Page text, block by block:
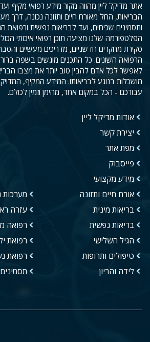
אתר מדיקל ליין מהווה מקור מידע רפואי מקיף
הבריאות, החל מאורח חיים ותזונה נכונה, דרך
ותסמינים שכיחים, ועד לבריאות נפשית ורפואת
הפלטפורמה שלנו מציעה תוכן רפואי איכותי
סקירת מחקרים חדשניים, מדריכים מעשיים
הרפואה השונים. כל התכנים מוגשים בשפה
לאפשר לכל אדם להבין טוב יותר את מצבו
מושכלות בנוגע לבריאותו. המידע המקיף,
עבורכם - הכל במקום אחד, מהימן וזמין לכולם.
אודות מדיקל ליין
יצירת קשר
מפת אתר
פייסבוק
מידע מקצועי
אורח חיים ותזונה
בריאות מינית
בריאות נפשית
הגיל השלישי
טיפולים ותרופות
לידה והריון
מערכות
עזרה
רפואה
רפואת
רפואת